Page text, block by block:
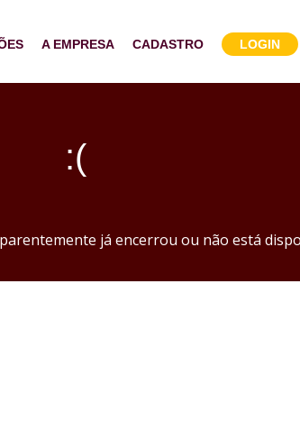
A EMPRESA CADASTRO LOGIN
:(
já encerrou ou não está